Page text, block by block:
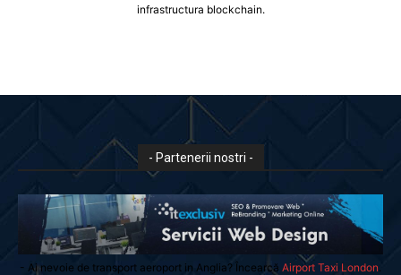
infrastructura blockchain.
- Partenerii nostri -
- Ai nevoie de transport aeroport in Anglia? Încearcă Airport Taxi London